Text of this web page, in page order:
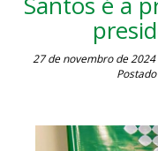
27 de novembro de